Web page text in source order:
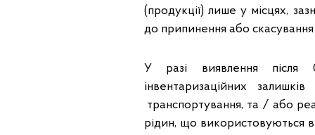
(продукції) лише у місцях,
до припинення або скасування
У разі виявлення після
інвентаризаційних
транспортування, та / або
рідин, що використовуються в